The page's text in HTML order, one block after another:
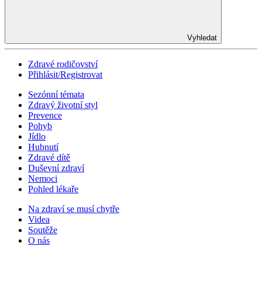
Vyhledat
Zdravé rodičovství
Přihlásit/Registrovat
Sezónní témata
Zdravý životní styl
Prevence
Pohyb
Jídlo
Hubnutí
Zdravé dítě
Duševní zdraví
Nemoci
Pohled lékaře
Na zdraví se musí chytře
Videa
Soutěže
O nás